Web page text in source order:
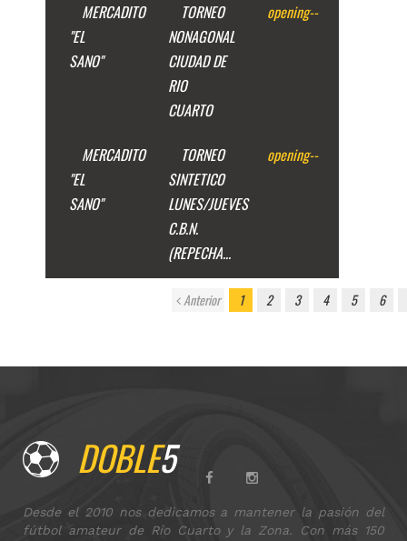
MERCADITO
"EL
SANO"
TORNEO
NONAGONAL
CIUDAD DE
RIO
CUARTO
opening--
MERCADITO
"EL
SANO"
TORNEO
SINTETICO
LUNES/JUEVES
C.B.N.
(REPECHA...
opening--
Anterior 1 2 3 4 5 6
DOBLE5
Desde el 2010 nos dedicamos a mantener la pasión del
fútbol amateur de Río Cuarto y la Zona. Con más 150